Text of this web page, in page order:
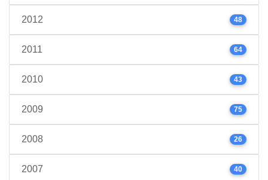
2012 48
2011 64
2010 43
2009 75
2008 26
2007 40